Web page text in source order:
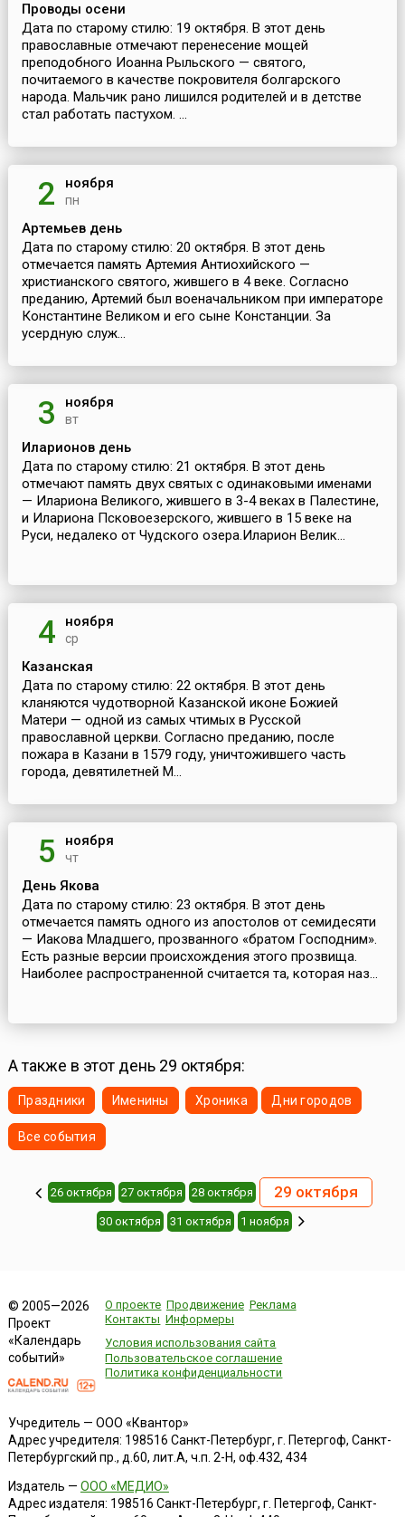
Проводы осени
Дата по старому стилю: 19 октября. В этот день
православные отмечают перенесение мощей
преподобного Иоанна Рыльского — святого,
почитаемого в качестве покровителя болгарского
народа. Мальчик рано лишился родителей и в детстве
стал работать пастухом. ...
2 ноября
пн
Артемьев день
Дата по старому стилю: 20 октября. В этот день
отмечается память Артемия Антиохийского —
христианского святого, жившего в 4 веке. Согласно
преданию, Артемий был военачальником при императоре
Константине Великом и его сыне Констанции. За
усердную служ...
3 ноября
вт
Иларионов день
Дата по старому стилю: 21 октября. В этот день
отмечают память двух святых с одинаковыми именами
— Илариона Великого, жившего в 3-4 веках в Палестине,
и Илариона Псковоезерского, жившего в 15 веке на
Руси, недалеко от Чудского озера.Иларион Велик...
4 ноября
ср
Казанская
Дата по старому стилю: 22 октября. В этот день
кланяются чудотворной Казанской иконе Божией
Матери — одной из самых чтимых в Русской
православной церкви. Согласно преданию, после
пожара в Казани в 1579 году, уничтожившего часть
города, девятилетней М...
5 ноября
чт
День Якова
Дата по старому стилю: 23 октября. В этот день
отмечается память одного из апостолов от семидесяти
— Иакова Младшего, прозванного «братом Господним».
Есть разные версии происхождения этого прозвища.
Наиболее распространенной считается та, которая наз...
А также в этот день 29 октября:
Праздники Именины Хроника Дни городов
Все события
26 октября 27 октября 28 октября 29 октября
30 октября 31 октября 1 ноября
© 2005—2026
Проект
«Календарь
событий»
О проекте Продвижение Реклама
Контакты Информеры
Условия использования сайта
Пользовательское соглашение
Политика конфиденциальности
Учредитель — ООО «Квантор»
Адрес учредителя: 198516 Санкт-Петербург, г. Петергоф, Санкт-
Петербургский пр., д.60, лит.А, ч.п. 2-Н, оф.432, 434
Издатель — ООО «МЕДИО»
Адрес издателя: 198516 Санкт-Петербург, г. Петергоф, Санкт-